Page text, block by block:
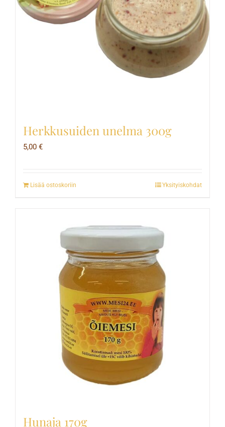
Herkkusuiden unelma 300g
5,00 €
Lisää ostoskoriin Yksityiskohdat
Hunaja 170g